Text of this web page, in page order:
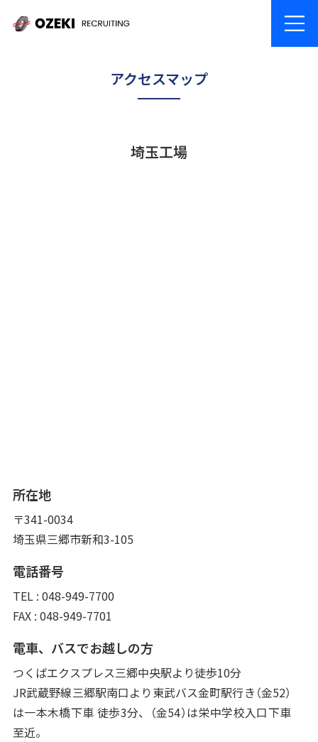
アクセスマップ
埼玉工場
所在地
〒341-0034
埼玉県三郷市新和3-105
電話番号
TEL : 048-949-7700
FAX : 048-949-7701
電車、バスでお越しの方
つくばエクスプレス三郷中央駅より徒歩10分
JR武蔵野線三郷駅南口より東武バス金町駅行き（金52）
は一本木橋下車 徒歩3分、（金54）は栄中学校入口下車
至近。